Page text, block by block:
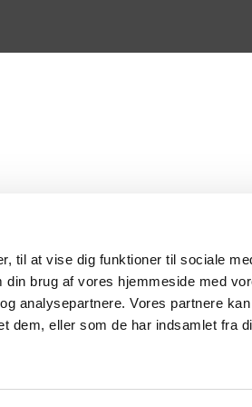
til at vise dig funktioner til sociale
brug af vores hjemmeside med
analysepartnere. Vores partnere kan
dem, eller som de har indsamlet fra
cookies, the cookies that are
and understand how you use this
have an effect on your browsing
cookies that ensures basic